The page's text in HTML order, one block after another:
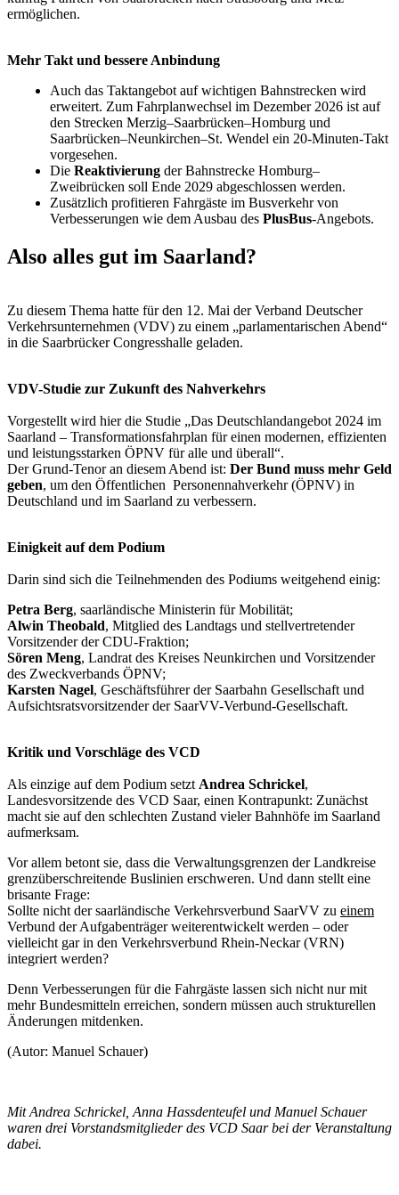
ermöglichen.
Mehr Takt und bessere Anbindung
Auch das Taktangebot auf wichtigen Bahnstrecken wird
erweitert. Zum Fahrplanwechsel im Dezember 2026 ist auf
den Strecken Merzig–Saarbrücken–Homburg und
Saarbrücken–Neunkirchen–St. Wendel ein 20-Minuten-Takt
vorgesehen.
Die Reaktivierung der Bahnstrecke Homburg–
Zweibrücken soll Ende 2029 abgeschlossen werden.
Zusätzlich profitieren Fahrgäste im Busverkehr von
Verbesserungen wie dem Ausbau des PlusBus-Angebots.
Also alles gut im Saarland?
Zu diesem Thema hatte für den 12. Mai der Verband Deutscher
Verkehrsunternehmen (VDV) zu einem „parlamentarischen Abend“
in die Saarbrücker Congresshalle geladen.
VDV-Studie zur Zukunft des Nahverkehrs
Vorgestellt wird hier die Studie „Das Deutschlandangebot 2024 im
Saarland – Transformationsfahrplan für einen modernen, effizienten
und leistungsstarken ÖPNV für alle und überall“.
Der Grund-Tenor an diesem Abend ist: Der Bund muss mehr Geld
geben, um den Öffentlichen Personennahverkehr (ÖPNV) in
Deutschland und im Saarland zu verbessern.
Einigkeit auf dem Podium
Darin sind sich die Teilnehmenden des Podiums weitgehend einig:
Petra Berg, saarländische Ministerin für Mobilität;
Alwin Theobald, Mitglied des Landtags und stellvertretender
Vorsitzender der CDU-Fraktion;
Sören Meng, Landrat des Kreises Neunkirchen und Vorsitzender
des Zweckverbands ÖPNV;
Karsten Nagel, Geschäftsführer der Saarbahn Gesellschaft und
Aufsichtsratsvorsitzender der SaarVV-Verbund-Gesellschaft.
Kritik und Vorschläge des VCD
Als einzige auf dem Podium setzt Andrea Schrickel,
Landesvorsitzende des VCD Saar, einen Kontrapunkt: Zunächst
macht sie auf den schlechten Zustand vieler Bahnhöfe im Saarland
aufmerksam.
Vor allem betont sie, dass die Verwaltungsgrenzen der Landkreise
grenzüberschreitende Buslinien erschweren. Und dann stellt eine
brisante Frage:
Sollte nicht der saarländische Verkehrsverbund SaarVV zu einem
Verbund der Aufgabenträger weiterentwickelt werden – oder
vielleicht gar in den Verkehrsverbund Rhein-Neckar (VRN)
integriert werden?
Denn Verbesserungen für die Fahrgäste lassen sich nicht nur mit
mehr Bundesmitteln erreichen, sondern müssen auch strukturellen
Änderungen mitdenken.
(Autor: Manuel Schauer)
Mit Andrea Schrickel, Anna Hassdenteufel und Manuel Schauer
waren drei Vorstandsmitglieder des VCD Saar bei der Veranstaltung
dabei.